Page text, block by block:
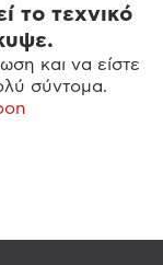
το τεχνικό
και να είστε
σύντομα.